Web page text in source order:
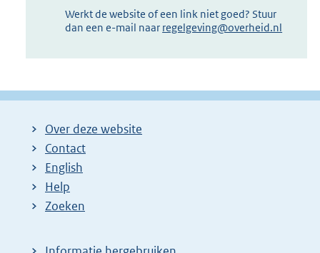
Werkt de website of een link niet goed? Stuur
dan een e-mail naar regelgeving@overheid.nl
Over deze website
Contact
English
Help
Zoeken